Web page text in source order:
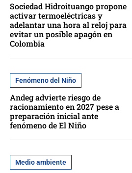
Sociedad Hidroituango propone
activar termoeléctricas y
adelantar una hora al reloj para
evitar un posible apagón en
Colombia
Fenómeno del Niño
Andeg advierte riesgo de
racionamiento en 2027 pese a
preparación inicial ante
fenómeno de El Niño
Medio ambiente